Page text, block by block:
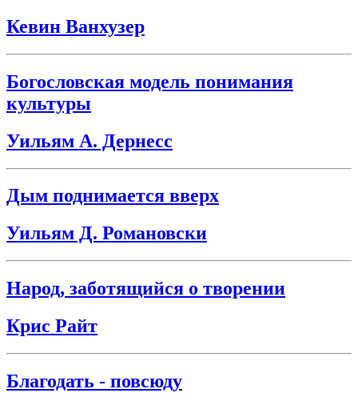
Кевин Ванхузер
Богословская модель понимания
культуры
Уильям А. Дернесс
Дым поднимается вверх
Уильям Д. Романовски
Народ, заботящийся о творении
Крис Райт
Благодать - повсюду